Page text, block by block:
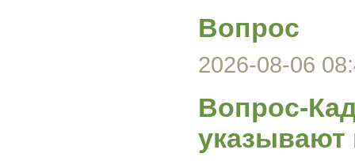
Вопрос
2026-08-06
Вопрос-